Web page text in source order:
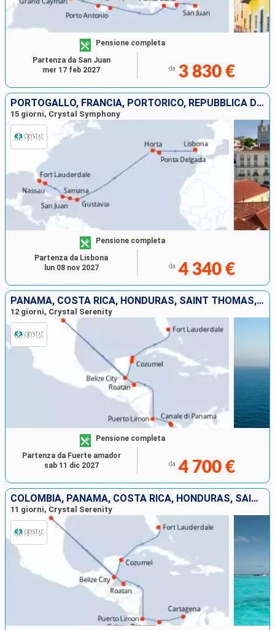
Pensione completa
da 3 830 €
Partenza da San Juan
mer 17 feb 2027
PORTOGALLO, FRANCIA, PORTORICO, REPUBBLICA DOMINICANA, BAHAMAS, STATI UNITI
15 giorni, Crystal Symphony
Pensione completa
da 4 340 €
Partenza da Lisbona
lun 08 nov 2027
PANAMA, COSTA RICA, HONDURAS, SAINT THOMAS, BELIZE, MESSICO, STATI UNITI
12 giorni, Crystal Serenity
Pensione completa
da 4 700 €
Partenza da Fuerte amador
sab 11 dic 2027
COLOMBIA, PANAMA, COSTA RICA, HONDURAS, SAINT THOMAS, BELIZE, MESSICO, STATI UNITI
11 giorni, Crystal Serenity